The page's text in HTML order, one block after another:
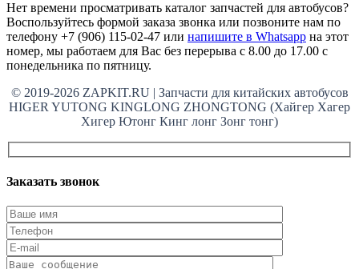
Нет времени просматривать каталог запчастей для автобусов?
Воспользуйтесь формой заказа звонка или позвоните нам по
телефону +7 (906) 115-02-47 или напишите в Whatsapp на этот
номер, мы работаем для Вас без перерыва с 8.00 до 17.00 с
понедельника по пятницу.
© 2019-2026 ZAPKIT.RU | Запчасти для китайских автобусов
HIGER YUTONG KINGLONG ZHONGTONG (Хайгер Хагер
Хигер Ютонг Кинг лонг Зонг тонг)
Заказать звонок